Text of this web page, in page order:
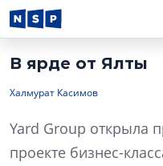
В ярде от Ялты
Халмурат Касимов
Yard Group открыла
проекте бизнес-